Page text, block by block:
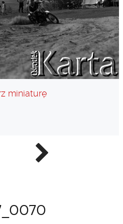
Następne
zdjęcie
miniaturę